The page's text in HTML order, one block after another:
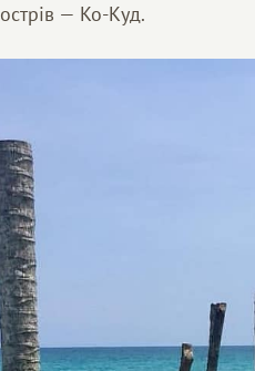
— Ко-Куд.